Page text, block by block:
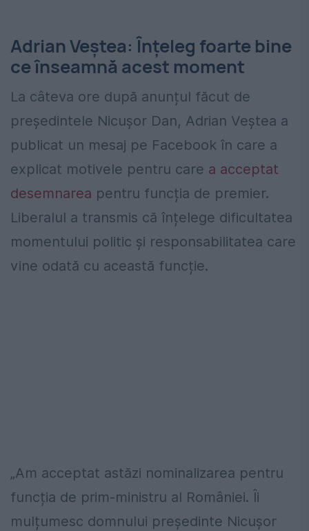
Adrian Veștea: Înțeleg foarte bine
ce înseamnă acest moment
La câteva ore după anunțul făcut de
președintele Nicușor Dan, Adrian Veștea a
publicat un mesaj pe Facebook în care a
explicat motivele pentru care a acceptat
desemnarea pentru funcția de premier.
Liberalul a transmis că înțelege dificultatea
momentului politic și responsabilitatea care
vine odată cu această funcție.
„Am acceptat astăzi nominalizarea pentru
funcția de prim-ministru al României. Îi
mulțumesc domnului președinte Nicușor